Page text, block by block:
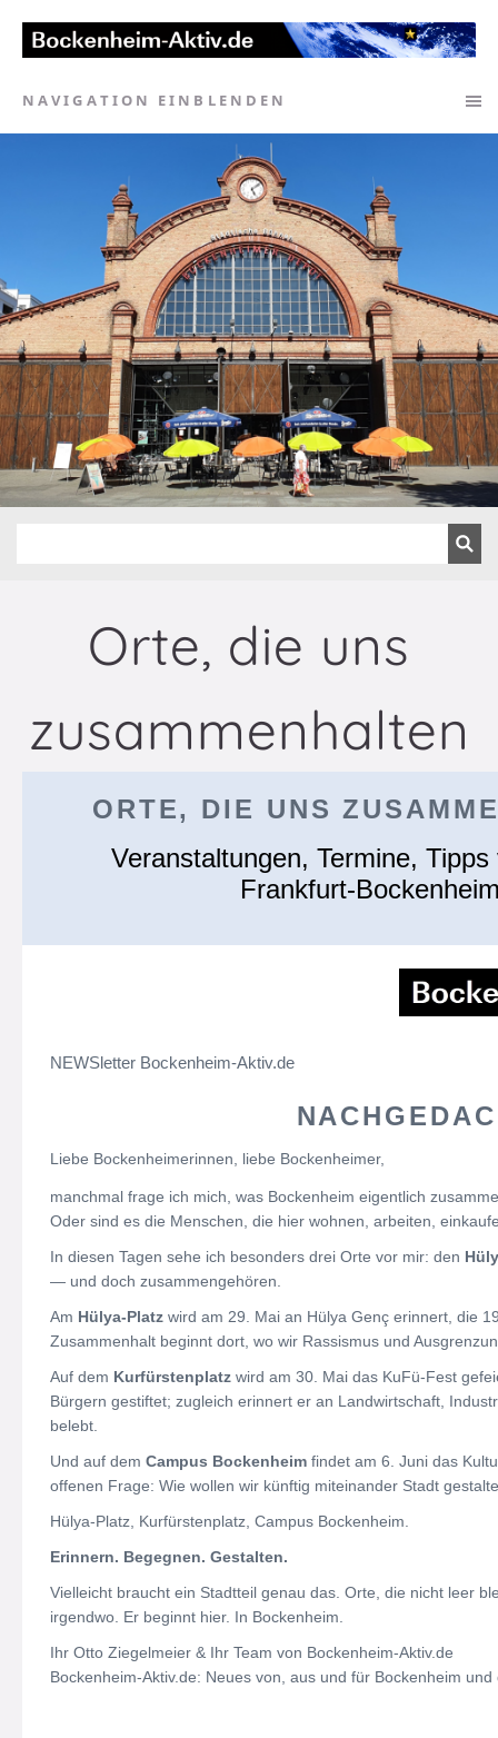
NAVIGATION EINBLENDEN
Orte, die uns
zusammenhalten
ORTE, DIE UNS
Veranstaltungen, Termine,
Frankfurt-
NEWSletter Bockenheim-Aktiv.de
Liebe Bockenheimerinnen, liebe Bockenheimer,
manchmal frage ich mich, was Bockenheim eigentlich
Oder sind es die Menschen, die hier wohnen, arbeiten,
In diesen Tagen sehe ich besonders drei Orte vor mir: den
— und doch zusammengehören.
Am Hülya-Platz wird am 29. Mai an Hülya Genç erinnert, die
Zusammenhalt beginnt dort, wo wir Rassismus und
Auf dem Kurfürstenplatz wird am 30. Mai das KuFü-Fest
Bürgern gestiftet; zugleich erinnert er an Landwirtschaft,
belebt.
Und auf dem Campus Bockenheim findet am 6. Juni das
offenen Frage: Wie wollen wir künftig miteinander Stadt
Hülya-Platz, Kurfürstenplatz, Campus Bockenheim.
Erinnern. Begegnen. Gestalten.
Vielleicht braucht ein Stadtteil genau das. Orte, die nicht leer
irgendwo. Er beginnt hier. In Bockenheim.
Ihr Otto Ziegelmeier & Ihr Team von Bockenheim-Aktiv.de
Bockenheim-Aktiv.de: Neues von, aus und für Bockenheim